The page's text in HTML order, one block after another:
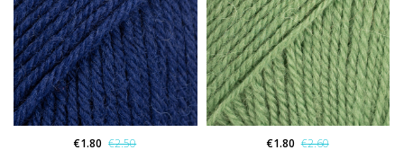
€1.80 €2.50 €1.80 €2.60